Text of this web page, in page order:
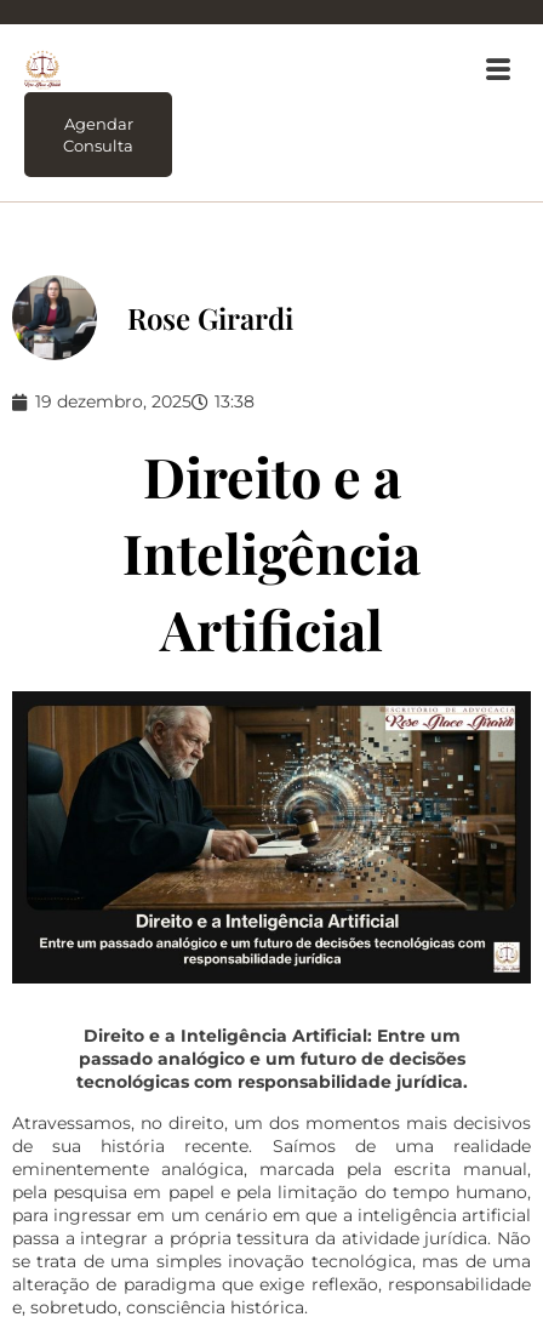
Agendar
Consulta
Rose Girardi
19 dezembro, 2025 13:38
Direito e a
Inteligência
Artificial
Direito e a Inteligência Artificial: Entre um
passado analógico e um futuro de decisões
tecnológicas com responsabilidade jurídica.
Atravessamos, no direito, um dos momentos mais decisivos
de sua história recente. Saímos de uma realidade
eminentemente analógica, marcada pela escrita manual,
pela pesquisa em papel e pela limitação do tempo humano,
para ingressar em um cenário em que a inteligência artificial
passa a integrar a própria tessitura da atividade jurídica. Não
se trata de uma simples inovação tecnológica, mas de uma
alteração de paradigma que exige reflexão, responsabilidade
e, sobretudo, consciência histórica.